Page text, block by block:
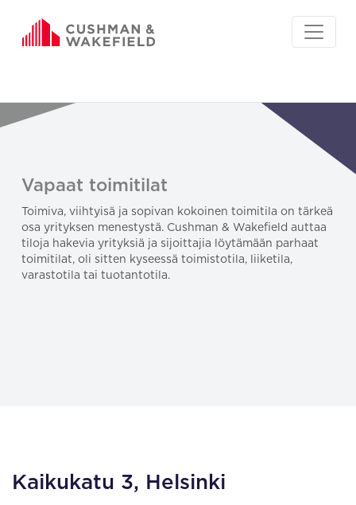
Vapaat toimitilat
Toimiva, viihtyisä ja sopivan kokoinen toimitila on tärkeä
osa yrityksen menestystä. Cushman & Wakefield auttaa
tiloja hakevia yrityksiä ja sijoittajia löytämään parhaat
toimitilat, oli sitten kyseessä toimistotila, liiketila,
varastotila tai tuotantotila.
Kaikukatu 3, Helsinki